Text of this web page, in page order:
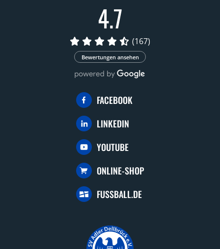
4.7
(167)
Bewertungen ansehen
FACEBOOK
LINKEDIN
YOUTUBE
ONLINE-SHOP
FUSSBALL.DE